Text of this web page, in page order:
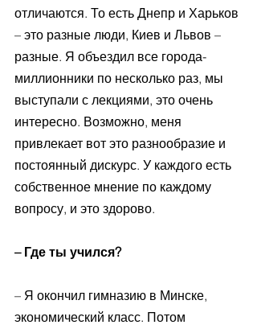
отличаются. То есть Днепр и Харьков
– это разные люди, Киев и Львов –
разные. Я объездил все города-
миллионники по несколько раз, мы
выступали с лекциями, это очень
интересно. Возможно, меня
привлекает вот это разнообразие и
постоянный дискурс. У каждого есть
собственное мнение по каждому
вопросу, и это здорово.
– Где ты учился?
– Я окончил гимназию в Минске,
экономический класс. Потом